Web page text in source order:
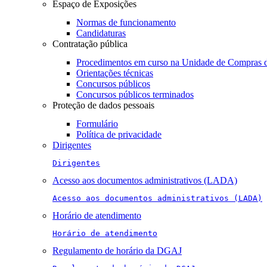
Espaço de Exposições
Normas de funcionamento
Candidaturas
Contratação pública
Procedimentos em curso na Unidade de Compras
Orientações técnicas
Concursos públicos
Concursos públicos terminados
Proteção de dados pessoais
Formulário
Política de privacidade
Dirigentes
Dirigentes
Acesso aos documentos administrativos (LADA)
Acesso aos documentos administrativos (LADA)
Horário de atendimento
Horário de atendimento
Regulamento de horário da DGAJ